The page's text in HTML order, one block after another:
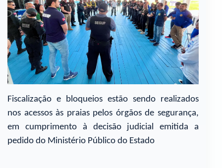
Fiscalização e bloqueios estão sendo realizados
nos acessos às praias pelos órgãos de segurança,
em cumprimento à decisão judicial emitida a
pedido do Ministério Público do Estado